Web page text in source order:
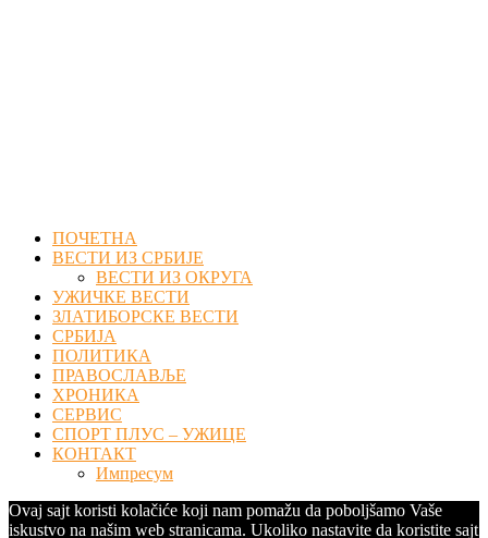
ПОЧЕТНА
ВЕСТИ ИЗ СРБИЈЕ
ВЕСТИ ИЗ ОКРУГА
УЖИЧКЕ ВЕСТИ
ЗЛАТИБОРСКЕ ВЕСТИ
СРБИЈА
ПОЛИТИКА
ПРАВОСЛАВЉЕ
ХРОНИКА
СЕРВИС
СПОРТ ПЛУС – УЖИЦЕ
КОНТАКТ
Импресум
Ovaj sajt koristi kolačiće koji nam pomažu da poboljšamo Vaše
iskustvo na našim web stranicama. Ukoliko nastavite da koristite sajt